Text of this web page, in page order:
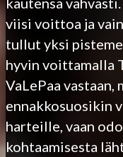
viisi voittoa ja
tullut yksi
hyvin voittamalla
VaLePaa
ennakkosuosikin
harteille, vaan
kohtaamisesta